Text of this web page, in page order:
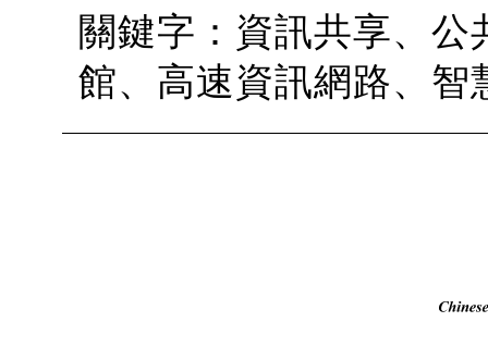
關鍵字：資訊共享、
館、高速資訊網路、智